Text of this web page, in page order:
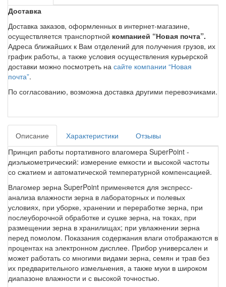
Доставка
Доставка заказов, оформленных в интернет-магазине,
осуществляется транспортной компанией “Новая почта”.
Адреса ближайших к Вам отделений для получения грузов, их
график работы, а также условия осуществления курьерской
доставки можно посмотреть на сайте компании “Новая
почта”.
По согласованию, возможна доставка другими перевозчиками.
Описание Характеристики
Отзывы
Принцип работы портативного влагомера SuperPoint -
диэлькометрический: измерение емкости и высокой частоты
со сжатием и автоматической температурной компенсацией.
Влагомер зерна SuperPoint применяется для экспресс-
анализа влажности зерна в лабораторных и полевых
условиях, при уборке, хранении и переработке зерна, при
послеуборочной обработке и сушке зерна, на токах, при
размещении зерна в хранилищах; при увлажнении зерна
перед помолом. Показания содержания влаги отображаются в
процентах на электронном дисплее. Прибор универсален и
может работать со многими видами зерна, семян и трав без
их предварительного измельчения, а также муки в широком
диапазоне влажности и с высокой точностью.